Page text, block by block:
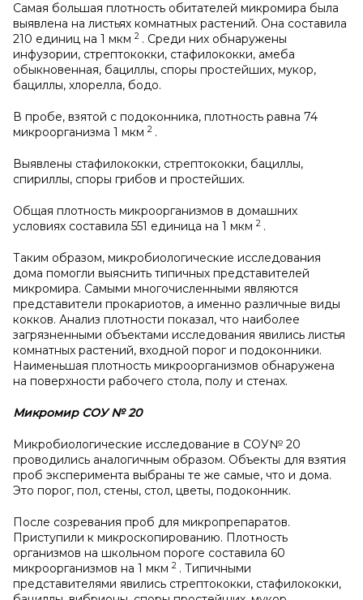
Самая большая плотность обитателей микромира была
выявлена на листьях комнатных растений. Она составила
210 единиц на 1 мкм 2 . Среди них обнаружены
инфузории, стрептококки, стафилококки, амеба
обыкновенная, бациллы, споры простейших, мукор,
бациллы, хлорелла, бодо.
В пробе, взятой с подоконника, плотность равна 74
микроорганизма 1 мкм 2 .
Выявлены стафилококки, стрептококки, бациллы,
спириллы, споры грибов и простейших.
Общая плотность микроорганизмов в домашних
условиях составила 551 единица на 1 мкм 2 .
Таким образом, микробиологические исследования
дома помогли выяснить типичных представителей
микромира. Самыми многочисленными являются
представители прокариотов, а именно различные виды
кокков. Анализ плотности показал, что наиболее
загрязненными объектами исследования явились листья
комнатных растений, входной порог и подоконники.
Наименьшая плотность микроорганизмов обнаружена
на поверхности рабочего стола, полу и стенах.
Микромир СОУ №20
Микробиологические исследование в СОУ№ 20
проводились аналогичным образом. Объекты для взятия
проб эксперимента выбраны те же самые, что и дома.
Это порог, пол, стены, стол, цветы, подоконник.
После созревания проб для микропрепаратов.
Приступили к микроскопированию. Плотность
организмов на школьном пороге составила 60
микроорганизмов на 1 мкм 2 . Типичными
представителями явились стрептококки, стафилококки,